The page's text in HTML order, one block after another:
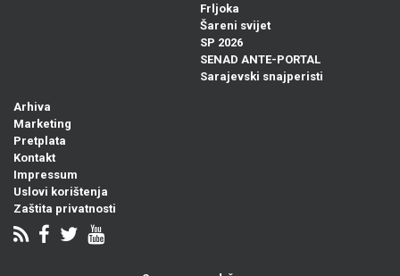
Frljoka
Šareni svijet
SP 2026
SENAD ANTE-PORTAL
Sarajevski snajperisti
Arhiva
Marketing
Pretplata
Kontakt
Impressum
Uslovi korištenja
Zaštita privatnosti